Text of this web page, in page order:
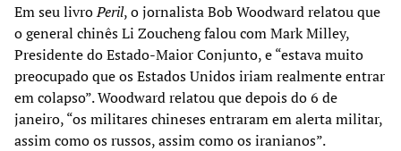
Em seu livroPeril, o jornalista Bob Woodward relatou que
o general chinês Li Zoucheng falou com Mark Milley,
Presidente do Estado-Maior Conjunto, e “estava muito
preocupado que os Estados Unidos iriam realmente entrar
em colapso”. Woodward relatou que depois do 6 de
janeiro, “os militares chineses entraram em alerta militar,
assim como os russos, assim como os iranianos”.